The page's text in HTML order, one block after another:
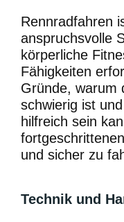
Rennradfahren
anspruchsvolle
körperliche
Fähigkeiten
Gründe, warum
schwierig ist
hilfreich sein
und sicher zu
Technik und